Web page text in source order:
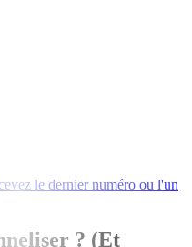
le dernier numéro ou l'un
? (Et